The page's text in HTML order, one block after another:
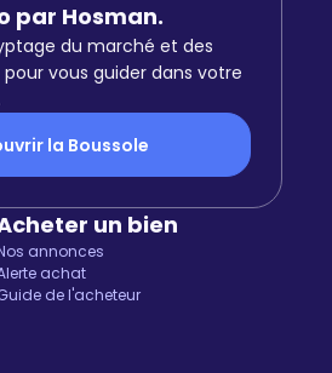
par Hosman.
du marché et des
vous guider dans votre
la Boussole
un bien
annonces
achat
de l'acheteur